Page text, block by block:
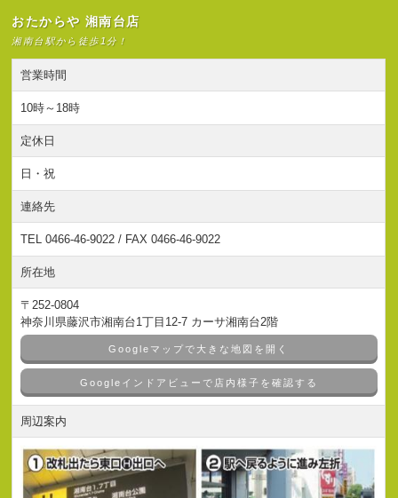
おたからや 湘南台店
湘南台駅から徒歩1分！
営業時間
10時～18時
定休日
日・祝
連絡先
TEL 0466-46-9022 / FAX 0466-46-9022
所在地
〒252-0804
神奈川県藤沢市湘南台1丁目12-7 カーサ湘南台2階
Googleマップで大きな地図を開く
Googleインドアビューで店内様子を確認する
周辺案内